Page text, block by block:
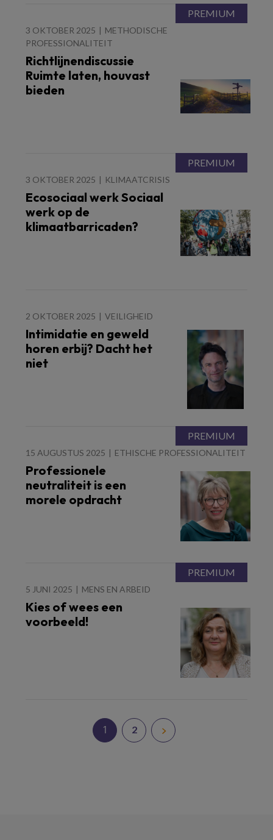
3 OKTOBER 2025
METHODISCHE
PROFESSIONALITEIT
Richtlijnendiscussie
Ruimte laten, houvast
bieden
3 OKTOBER 2025 KLIMAATCRISIS
Ecosociaal werk Sociaal
werk op de
klimaatbarricaden?
2 OKTOBER 2025 VEILIGHEID
Intimidatie en geweld
horen erbij? Dacht het
niet
15 AUGUSTUS 2025 ETHISCHE PROFESSIONALITEIT
Professionele
neutraliteit is een
morele opdracht
5 JUNI 2025 MENS EN ARBEID
Kies of wees een
voorbeeld!
1 2